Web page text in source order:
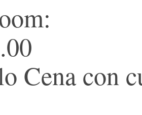
Cena con